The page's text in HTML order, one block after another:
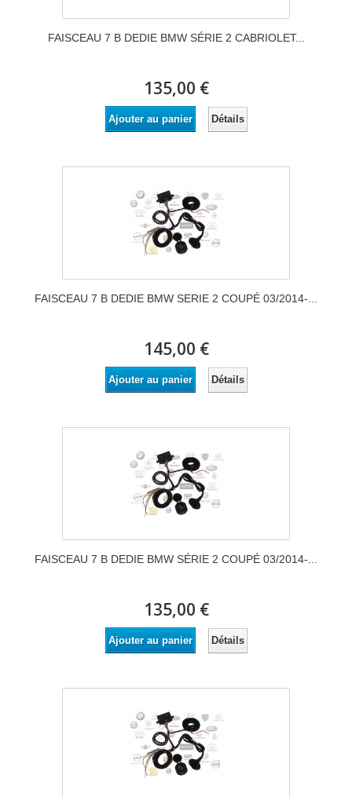
FAISCEAU 7 B DEDIE BMW SÉRIE 2 CABRIOLET...
135,00 €
Ajouter au panier Détails
FAISCEAU 7 B DEDIE BMW SERIE 2 COUPÉ 03/2014-...
145,00 €
Ajouter au panier Détails
FAISCEAU 7 B DEDIE BMW SÉRIE 2 COUPÉ 03/2014-...
135,00 €
Ajouter au panier Détails